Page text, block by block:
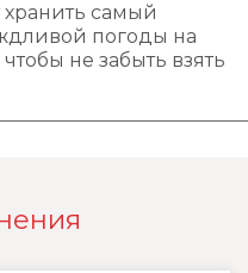
самый
погоды на
не забыть взять